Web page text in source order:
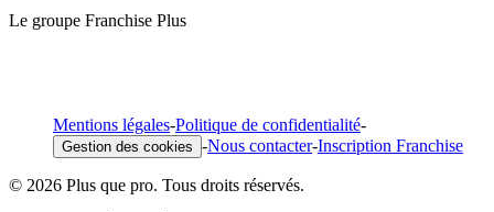
Le groupe Franchise Plus
Mentions légales-Politique de confidentialité-
Gestion des cookies -Nous contacter-Inscription Franchise
© 2026 Plus que pro. Tous droits réservés.